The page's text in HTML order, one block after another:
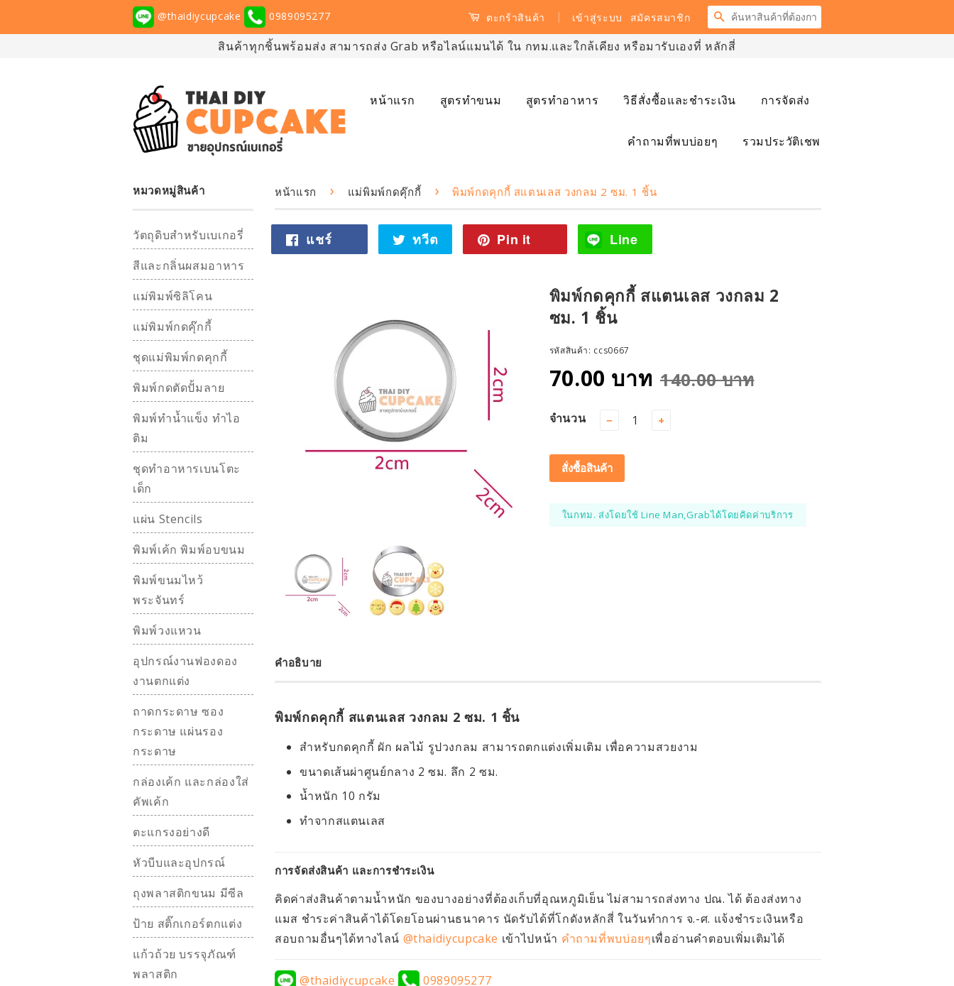
@thaidiycupcake 0989095277 ตะกร้าสินค้า | เข้าสู่ระบบ สมัครสมาชิก
ค้นหา
สินค้าทุกชิ้นพร้อมส่ง สามารถส่ง Grab หรือไลน์แมนได้ ใน กทม.และใกล้เคียง หรือมารับเองที่ หลักสี่
หน้าแรก สูตรทำขนม สูตรทำอาหาร วิธีสั่งซื้อและชำระเงิน การจัดส่ง
คำถามที่พบบ่อยๆ รวมประวัติเชพ
หมวดหมู่สินค้า
วัตถุดิบสำหรับเบเกอรี่
สีและกลิ่นผสมอาหาร
แม่พิมพ์ซิลิโคน
แม่พิมพ์กดคุ๊กกี้
ชุดแม่พิมพ์กดคุกกี้
พิมพ์กดตัดปั้มลาย
พิมพ์ทำน้ำแข็ง ทำไอ
ติม
ชุดทำอาหารเบนโตะ
เด็ก
แผ่น Stencils
พิมพ์เค้ก พิมพ์อบขนม
พิมพ์ขนมไหว้
พระจันทร์
พิมพ์วงแหวน
อุปกรณ์งานฟองดอง
งานตกแต่ง
ถาดกระดาษ ซอง
กระดาษ แผ่นรอง
กระดาษ
กล่องเค้ก และกล่องใส่
คัพเค้ก
ตะแกรงอย่างดี
หัวบีบและอุปกรณ์
ถุงพลาสติกขนม มีซีล
ป้าย สติ๊กเกอร์ตกแต่ง
แก้วถ้วย บรรจุภัณฑ์
พลาสติก
หน้าแรก › แม่พิมพ์กดคุ๊กกี้ › พิมพ์กดคุกกี้ สแตนเลส วงกลม 2 ซม. 1 ชิ้น
แชร์
ไป
ทวีต
ตไป
Pin it
on
Line
พิมพ์กดคุกกี้ สแตนเลส วงกลม 2
ซม. 1 ชิ้น
รหัสสินค้า: ccs0667
70.00 บาท 140.00 บาท
จำนวน − +
สั่งซื้อสินค้า
ในกทม. ส่งโดยใช้ Line Man,Grabได้โดยคิดค่าบริการ
คำอธิบาย
พิมพ์กดคุกกี้ สแตนเลส วงกลม 2 ซม. 1 ชิ้น
สำหรับกดคุกกี้ ผัก ผลไม้ รูปวงกลม สามารถตกแต่งเพิ่มเติม เพื่อความสวยงาม
ขนาดเส้นผ่าศูนย์กลาง 2 ซม. ลึก 2 ซม.
น้ำหนัก 10 กรัม
ทำจากสแตนเลส
การจัดส่งสินค้า และการชำระเงิน
คิดค่าส่งสินค้าตามน้ำหนัก ของบางอย่างที่ต้องเก็บที่อุณหภูมิเย็น ไม่สามารถส่งทาง ปณ. ได้ ต้องส่งทาง
แมส ชำระค่าสินค้าได้โดยโอนผ่านธนาคาร นัดรับได้ที่โกดังหลักสี่ ในวันทำการ จ.-ศ. แจ้งชำระเงินหรือ
สอบถามอื่นๆได้ทางไลน์ @thaidiycupcake เข้าไปหน้า คำถามที่พบบ่อยๆเพื่ออ่านคำตอบเพิ่มเติมได้
@thaidiycupcake 0989095277